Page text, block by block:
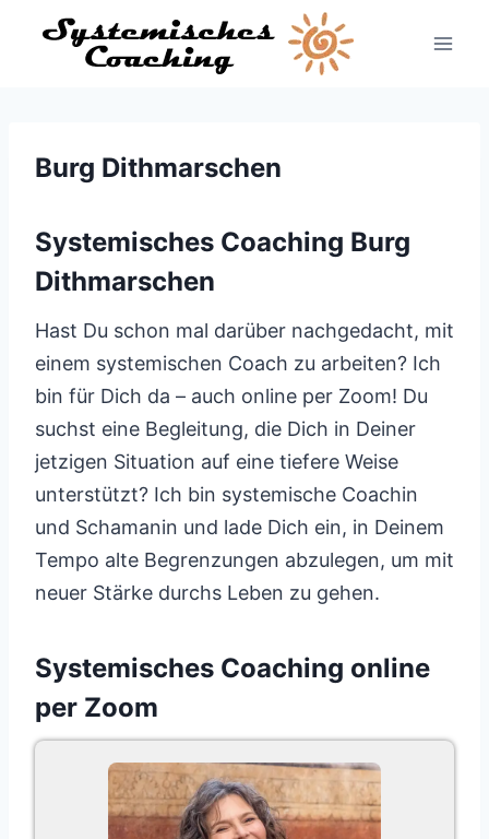
Inhalt
Burg Dithmarschen
Systemisches Coaching Burg
Dithmarschen
Hast Du schon mal darüber nachgedacht, mit
einem systemischen Coach zu arbeiten? Ich
bin für Dich da – auch online per Zoom! Du
suchst eine Begleitung, die Dich in Deiner
jetzigen Situation auf eine tiefere Weise
unterstützt? Ich bin systemische Coachin
und Schamanin und lade Dich ein, in Deinem
Tempo alte Begrenzungen abzulegen, um mit
neuer Stärke durchs Leben zu gehen.
Systemisches Coaching online
per Zoom